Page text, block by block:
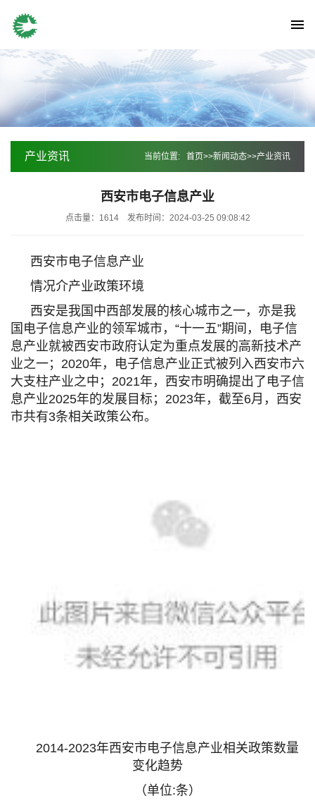
产业资讯 当前位置: 首页>>新闻动态>>产业资讯
西安市电子信息产业
点击量：1614 发布时间：2024-03-25 09:08:42
西安市电子信息产业
情况介产业政策环境
西安是我国中西部发展的核心城市之一，亦是我
国电子信息产业的领军城市，“十一五”期间，电子信
息产业就被西安市政府认定为重点发展的高新技术产
业之一；2020年，电子信息产业正式被列入西安市六
大支柱产业之中；2021年，西安市明确提出了电子信
息产业2025年的发展目标；2023年，截至6月，西安
市共有3条相关政策公布。
2014-2023年西安市电子信息产业相关政策数量
变化趋势
（单位:条）